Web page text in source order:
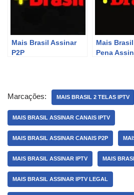
Mais Brasil Assinar
P2P
Mais Brasil
Pena
Marcações: MAIS BRASIL 2 TELAS IPTV
MAIS BRASIL ASSINAR CANAIS IPTV
MAIS BRASIL ASSINAR CANAIS P2P
MAIS BRASIL ASSINAR IPTV MAIS
MAIS BRASIL ASSINAR IPTV LEGAL